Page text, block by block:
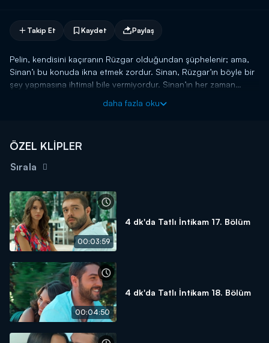
Takip Et Kaydet Paylaş
Pelin, kendisini kaçıranın Rüzgar olduğundan şüphelenir; ama,
Sinan’ı bu konuda ikna etmek zordur. Sinan, Rüzgar’ın böyle bir
şey yapmasına ihtimal bile vermiyordur. Sinan’ın her zaman
neden olur. Tatlı İntikam 18. Bölüm'de yaşanan her şeyi 4
daha fazla oku
ÖZEL KLİPLER
Sırala
00:03:59
4 dk'da Tatlı İntikam 17. Bölüm
00:04:50
4 dk'da Tatlı İntikam 18. Bölüm